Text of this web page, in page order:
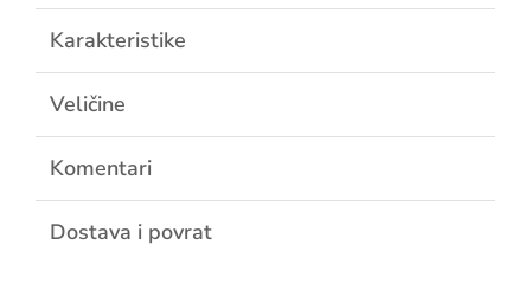
Karakteristike
Veličine
Komentari
Dostava i povrat